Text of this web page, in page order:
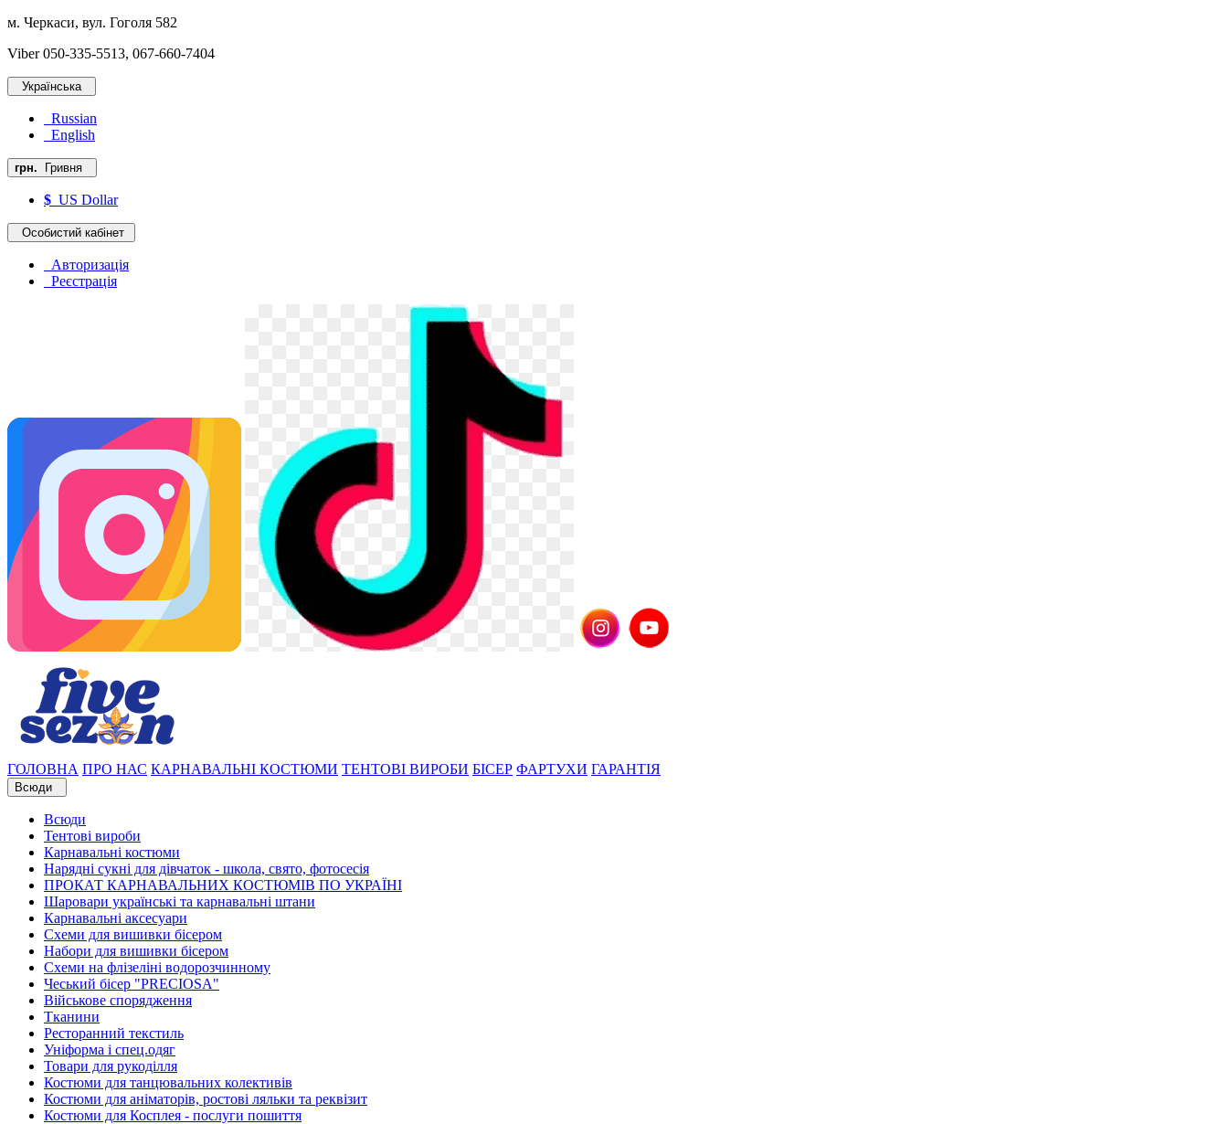
м. Черкаси, вул. Гоголя 582
Viber 050-335-5513, 067-660-7404
Українська
Russian
English
грн. Гривня
$ US Dollar
Особистий кабінет
Авторизація
Реєстрація
ГОЛОВНА ПРО НАС КАРНАВАЛЬНІ КОСТЮМИ ТЕНТОВІ ВИРОБИ БІСЕР ФАРТУХИ ГАРАНТІЯ
Всюди
Всюди
Тентові вироби
Карнавальні костюми
Нарядні сукні для дівчаток - школа, свято, фотосесія
ПРОКАТ КАРНАВАЛЬНИХ КОСТЮМІВ ПО УКРАЇНІ
Шаровари українські та карнавальні штани
Карнавальні аксесуари
Схеми для вишивки бісером
Набори для вишивки бісером
Схеми на флізеліні водорозчинному
Чеський бісер "PRECIOSA"
Військове спорядження
Тканини
Ресторанний текстиль
Уніформа і спец.одяг
Товари для рукоділля
Костюми для танцювальних колективів
Костюми для аніматорів, ростові ляльки та реквізит
Костюми для Косплея - послуги пошиття